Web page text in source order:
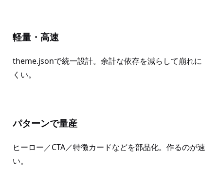
軽量・高速
theme.jsonで統一設計。余計な依存を減らして崩れに
くい。
パターンで量産
ヒーロー／CTA／特徴カードなどを部品化。作るのが速
い。